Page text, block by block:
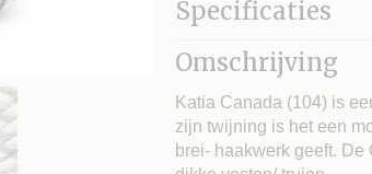
Specificaties
Looplengte
Naalddikte
Stekenverhouding (10x10
Omschrijving
Katia Canada (104) is
zijn twijning is het een
brei- haakwerk geeft.